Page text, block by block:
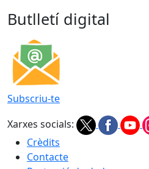
Butlletí digital
Subscriu-te
Xarxes socials:
Crèdits
Contacte